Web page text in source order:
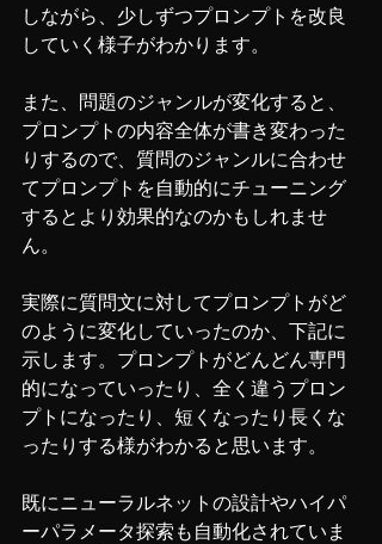
しながら、少しずつプロンプトを改良
していく様子がわかります。
また、問題のジャンルが変化すると、
プロンプトの内容全体が書き変わった
りするので、質問のジャンルに合わせ
てプロンプトを自動的にチューニング
するとより効果的なのかもしれませ
ん。
実際に質問文に対してプロンプトがど
のように変化していったのか、下記に
示します。プロンプトがどんどん専門
的になっていったり、全く違うプロン
プトになったり、短くなったり長くな
ったりする様がわかると思います。
既にニューラルネットの設計やハイパ
ーパラメータ探索も自動化されていま